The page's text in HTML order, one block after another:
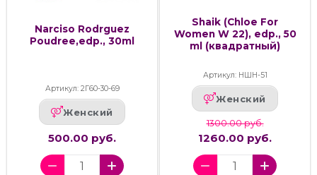
Narciso Rodrguez
Poudree,edp., 30ml
Артикул: 2Г60-30-69
Женский
500.00 руб.
Shaik (Chloe For
Women W 22), edp., 50
ml (квадратный)
Артикул: НШН-51
Женский
1300.00 руб.
1260.00 руб.